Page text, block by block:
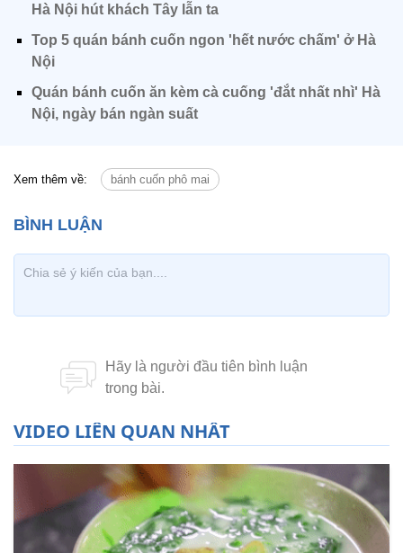
Hà Nội hút khách Tây lẫn ta
Top 5 quán bánh cuốn ngon 'hết nước chấm' ở Hà
Nội
Quán bánh cuốn ăn kèm cà cuống 'đắt nhất nhì' Hà
Nội, ngày bán ngàn suất
Xem thêm về: bánh cuốn phô mai
VIDEO LIÊN QUAN NHẤT